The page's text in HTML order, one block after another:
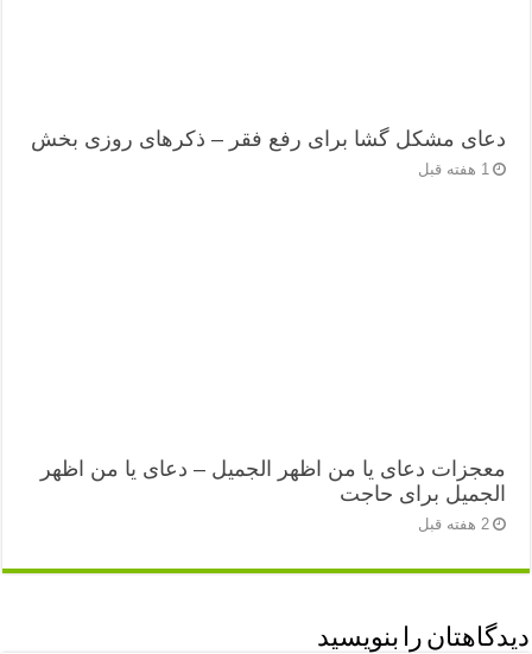
دعای مشکل گشا برای رفع فقر – ذکرهای روزی‌ بخش
1 هفته قبل
معجزات دعای یا من اظهر الجمیل – دعای یا من اظهر
الجمیل برای حاجت
2 هفته قبل
دیدگاهتان را بنویسید